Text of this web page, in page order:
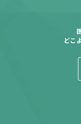
どこ